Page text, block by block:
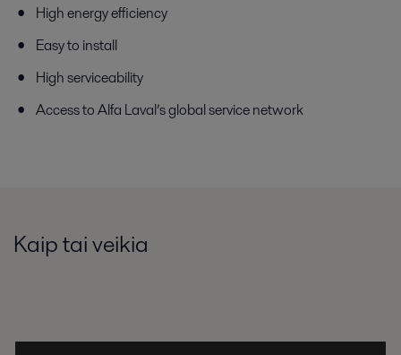
High energy efficiency
Easy to install
High serviceability
Access to Alfa Laval’s global service network
Kaip tai veikia